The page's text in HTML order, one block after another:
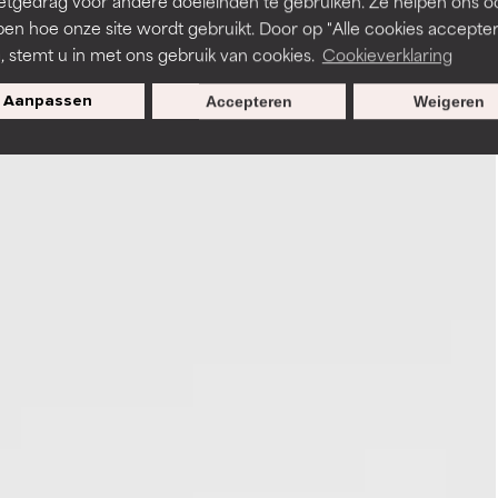
hoe onze site wordt gebruikt. Door op "Alle cookies
stemt u in met ons gebruik van cookies. Cookieverklaring
Aanpassen Weigeren
Accepteren